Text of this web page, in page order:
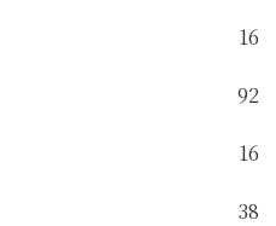
16
92
16
38